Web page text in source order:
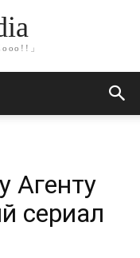
」
Агенту
сериал